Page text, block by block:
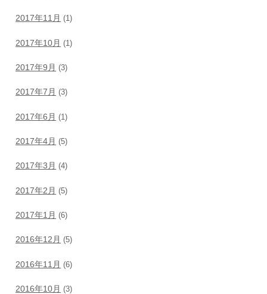
2017年11月 (1)
2017年10月 (1)
2017年9月 (3)
2017年7月 (3)
2017年6月 (1)
2017年4月 (5)
2017年3月 (4)
2017年2月 (5)
2017年1月 (6)
2016年12月 (5)
2016年11月 (6)
2016年10月 (3)